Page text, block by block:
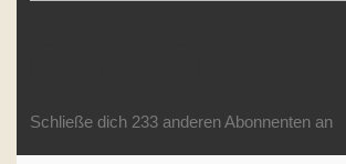
Schließe dich 233 anderen Abonnenten an